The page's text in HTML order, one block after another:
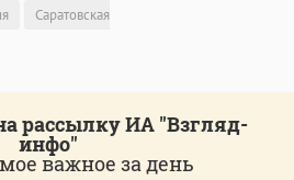
Саратовская
рассылку ИА "Взгляд-
инфо"
важное за день